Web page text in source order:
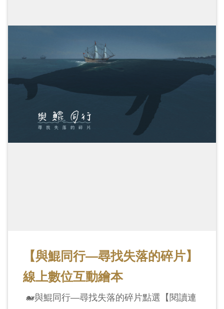
【與鯤同行—尋找失落的碎片】
線上數位互動繪本
🐋與鯤同行—尋找失落的碎片點選【閱讀連